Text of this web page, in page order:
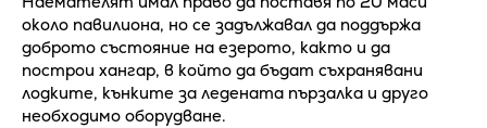
около павилиона, но се задължавал да поддържа
доброто състояние на езерото, както и да
построи хангар, в който да бъдат съхранявани
лодките, кънките за ледената пързалка и друго
необходимо оборудване.